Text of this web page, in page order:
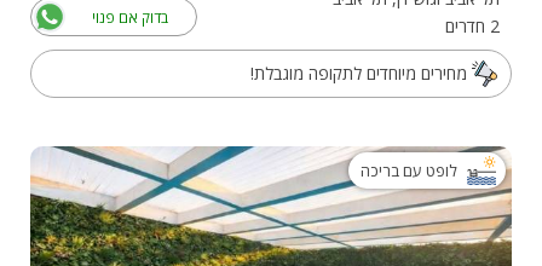
2 חדרים
בדוק אם פנוי
מחירים מיוחדים לתקופה מוגבלת!
לופט עם בריכה